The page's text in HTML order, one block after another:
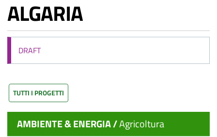
ALGARIA
DRAFT
TUTTI I PROGETTI
AMBIENTE & ENERGIA /Agricoltura